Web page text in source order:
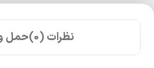
نظرات (0) حمل و